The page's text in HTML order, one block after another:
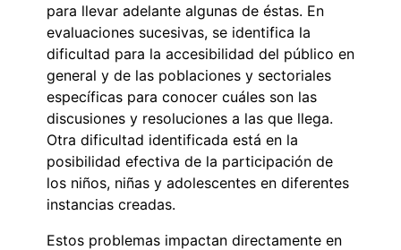
para llevar adelante algunas de éstas. En
evaluaciones sucesivas, se identifica la
dificultad para la accesibilidad del público en
general y de las poblaciones y sectoriales
específicas para conocer cuáles son las
discusiones y resoluciones a las que llega.
Otra dificultad identificada está en la
posibilidad efectiva de la participación de
los niños, niñas y adolescentes en diferentes
instancias creadas.
Estos problemas impactan directamente en